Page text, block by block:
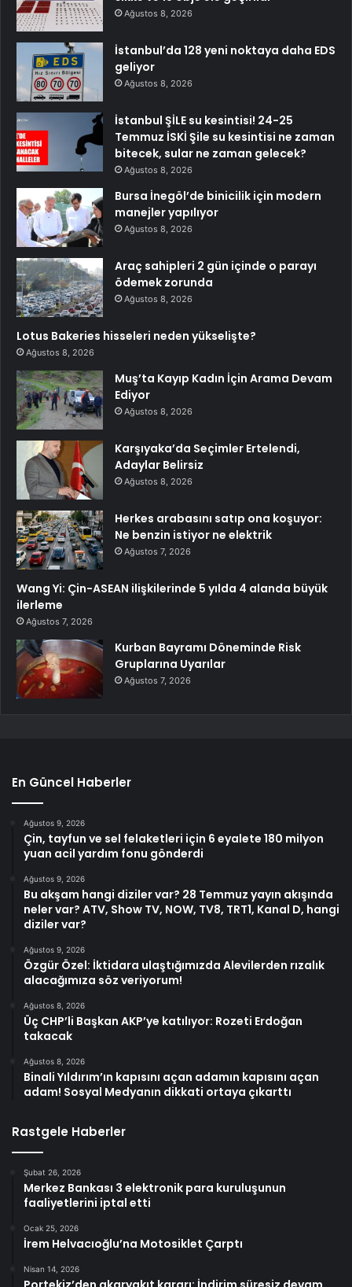
Ağustos 8, 2026
İstanbul’da 128 yeni noktaya daha EDS
geliyor
Ağustos 8, 2026
İstanbul ŞİLE su kesintisi! 24-25
Temmuz İSKİ Şile su kesintisi ne zaman
bitecek, sular ne zaman gelecek?
Ağustos 8, 2026
Bursa İnegöl’de binicilik için modern
manejler yapılıyor
Ağustos 8, 2026
Araç sahipleri 2 gün içinde o parayı
ödemek zorunda
Ağustos 8, 2026
Lotus Bakeries hisseleri neden yükselişte?
Ağustos 8, 2026
Muş’ta Kayıp Kadın İçin Arama Devam
Ediyor
Ağustos 8, 2026
Karşıyaka’da Seçimler Ertelendi,
Adaylar Belirsiz
Ağustos 8, 2026
Herkes arabasını satıp ona koşuyor:
Ne benzin istiyor ne elektrik
Ağustos 7, 2026
Wang Yi: Çin-ASEAN ilişkilerinde 5 yılda 4 alanda büyük
ilerleme
Ağustos 7, 2026
Kurban Bayramı Döneminde Risk
Gruplarına Uyarılar
Ağustos 7, 2026
En Güncel Haberler
Ağustos 9, 2026
Çin, tayfun ve sel felaketleri için 6 eyalete 180 milyon
yuan acil yardım fonu gönderdi
Ağustos 9, 2026
Bu akşam hangi diziler var? 28 Temmuz yayın akışında
neler var? ATV, Show TV, NOW, TV8, TRT1, Kanal D, hangi
diziler var?
Ağustos 9, 2026
Özgür Özel: İktidara ulaştığımızda Alevilerden rızalık
alacağımıza söz veriyorum!
Ağustos 8, 2026
Üç CHP’li Başkan AKP’ye katılıyor: Rozeti Erdoğan
takacak
Ağustos 8, 2026
Binali Yıldırım’ın kapısını açan adamın kapısını açan
adam! Sosyal Medyanın dikkati ortaya çıkarttı
Rastgele Haberler
Şubat 26, 2026
Merkez Bankası 3 elektronik para kuruluşunun
faaliyetlerini iptal etti
Ocak 25, 2026
İrem Helvacıoğlu’na Motosiklet Çarptı
Nisan 14, 2026